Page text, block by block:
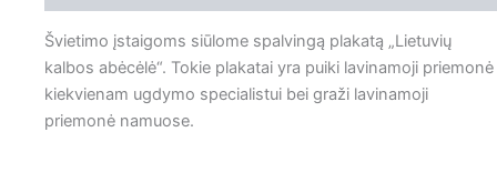
Švietimo įstaigoms siūlome spalvingą plakatą „Lietuvių
kalbos abėcėlė“. Tokie plakatai yra puiki lavinamoji priemonė
kiekvienam ugdymo specialistui bei graži lavinamoji
priemonė namuose.